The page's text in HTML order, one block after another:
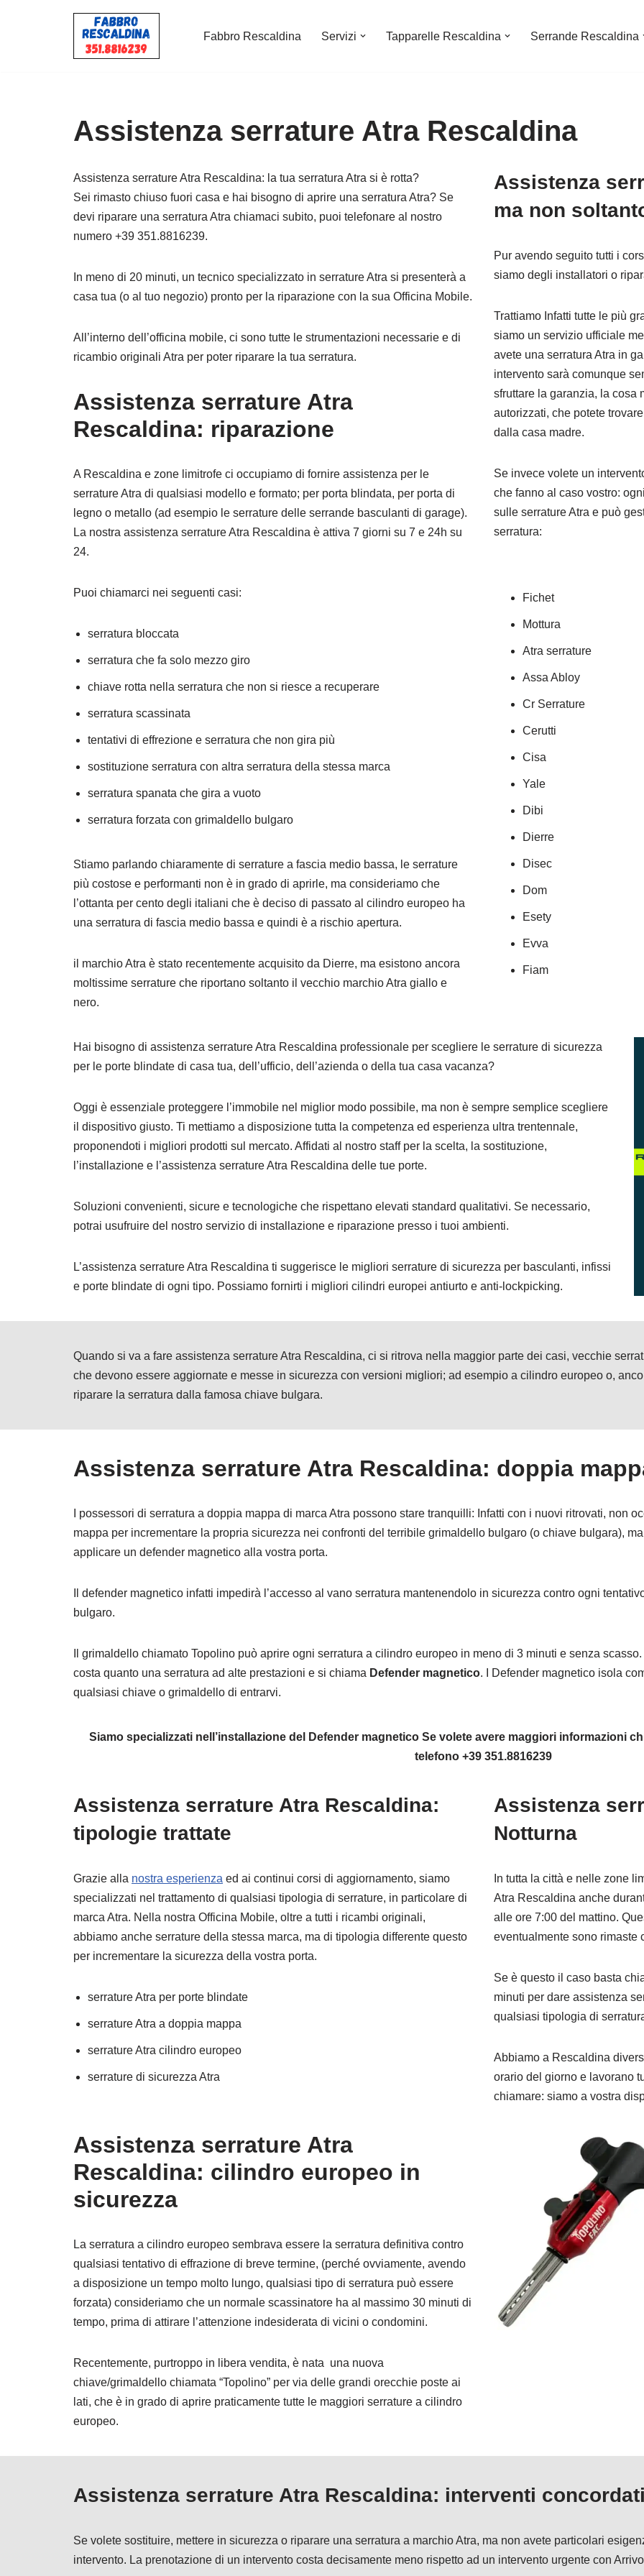
Fabbro Rescaldina Servizi Tapparelle Rescaldina Serrande Rescaldina
Assistenza serrature Atra Rescaldina
Assistenza serrature Atra Rescaldina: la tua serratura Atra si è rotta?
Sei rimasto chiuso fuori casa e hai bisogno di aprire una serratura Atra? Se
devi riparare una serratura Atra chiamaci subito, puoi telefonare al nostro
numero +39 351.8816239.
In meno di 20 minuti, un tecnico specializzato in serrature Atra si presenterà a
casa tua (o al tuo negozio) pronto per la riparazione con la sua Officina Mobile.
All’interno dell’officina mobile, ci sono tutte le strumentazioni necessarie e di
ricambio originali Atra per poter riparare la tua serratura.
Assistenza serrature Atra
Rescaldina: riparazione
A Rescaldina e zone limitrofe ci occupiamo di fornire assistenza per le
serrature Atra di qualsiasi modello e formato; per porta blindata, per porta di
legno o metallo (ad esempio le serrature delle serrande basculanti di garage).
La nostra assistenza serrature Atra Rescaldina è attiva 7 giorni su 7 e 24h su
24.
Puoi chiamarci nei seguenti casi:
serratura bloccata
serratura che fa solo mezzo giro
chiave rotta nella serratura che non si riesce a recuperare
serratura scassinata
tentativi di effrezione e serratura che non gira più
sostituzione serratura con altra serratura della stessa marca
serratura spanata che gira a vuoto
serratura forzata con grimaldello bulgaro
Stiamo parlando chiaramente di serrature a fascia medio bassa, le serrature
più costose e performanti non è in grado di aprirle, ma consideriamo che
l’ottanta per cento degli italiani che è deciso di passato al cilindro europeo ha
una serratura di fascia medio bassa e quindi è a rischio apertura.
il marchio Atra è stato recentemente acquisito da Dierre, ma esistono ancora
moltissime serrature che riportano soltanto il vecchio marchio Atra giallo e
nero.
Assistenza
ma non
Pur avendo seguito tutti i
siamo degli installatori o
Trattiamo Infatti tutte le più
siamo un servizio ufficiale
avete una serratura Atra in
intervento sarà comunque
sfruttare la garanzia, la cosa
autorizzati, che potete
dalla casa madre.
Se invece volete un
che fanno al caso vostro:
sulle serrature Atra e può
serratura:
Fichet
Mottura
Atra serrature
Assa Abloy
Cr Serrature
Cerutti
Cisa
Yale
Dibi
Dierre
Disec
Dom
Esety
Evva
Fiam
Hai bisogno di assistenza serrature Atra Rescaldina professionale per scegliere le serrature di sicurezza
per le porte blindate di casa tua, dell’ufficio, dell’azienda o della tua casa vacanza?
Oggi è essenziale proteggere l’immobile nel miglior modo possibile, ma non è sempre semplice scegliere
il dispositivo giusto. Ti mettiamo a disposizione tutta la competenza ed esperienza ultra trentennale,
proponendoti i migliori prodotti sul mercato. Affidati al nostro staff per la scelta, la sostituzione,
l’installazione e l’assistenza serrature Atra Rescaldina delle tue porte.
Soluzioni convenienti, sicure e tecnologiche che rispettano elevati standard qualitativi. Se necessario,
potrai usufruire del nostro servizio di installazione e riparazione presso i tuoi ambienti.
L’assistenza serrature Atra Rescaldina ti suggerisce le migliori serrature di sicurezza per basculanti, infissi
e porte blindate di ogni tipo. Possiamo fornirti i migliori cilindri europei antiurto e anti-lockpicking.
Quando si va a fare assistenza serrature Atra Rescaldina, ci si ritrova nella maggior parte dei casi, vecchie
che devono essere aggiornate e messe in sicurezza con versioni migliori; ad esempio a cilindro europeo o,
riparare la serratura dalla famosa chiave bulgara.
Assistenza serrature Atra Rescaldina: doppia
I possessori di serratura a doppia mappa di marca Atra possono stare tranquilli: Infatti con i nuovi ritrovati, non
mappa per incrementare la propria sicurezza nei confronti del terribile grimaldello bulgaro (o chiave bulgara),
applicare un defender magnetico alla vostra porta.
Il defender magnetico infatti impedirà l’accesso al vano serratura mantenendolo in sicurezza contro ogni
bulgaro.
Il grimaldello chiamato Topolino può aprire ogni serratura a cilindro europeo in meno di 3 minuti e senza
costa quanto una serratura ad alte prestazioni e si chiama Defender magnetico. I Defender magnetico isola
qualsiasi chiave o grimaldello di entrarvi.
Siamo specializzati nell’installazione del Defender magnetico Se volete avere maggiori informazioni
telefono +39 351.8816239
Assistenza serrature Atra Rescaldina:
tipologie trattate
Grazie alla nostra esperienza ed ai continui corsi di aggiornamento, siamo
specializzati nel trattamento di qualsiasi tipologia di serrature, in particolare di
marca Atra. Nella nostra Officina Mobile, oltre a tutti i ricambi originali,
abbiamo anche serrature della stessa marca, ma di tipologia differente questo
per incrementare la sicurezza della vostra porta.
serrature Atra per porte blindate
serrature Atra a doppia mappa
serrature Atra cilindro europeo
serrature di sicurezza Atra
Assistenza
Notturna
In tutta la città e nelle zone
Atra Rescaldina anche
alle ore 7:00 del mattino.
eventualmente sono rimaste
Se è questo il caso basta
minuti per dare assistenza
qualsiasi tipologia di
Abbiamo a Rescaldina
orario del giorno e lavorano
chiamare: siamo a vostra
Assistenza serrature Atra
Rescaldina: cilindro europeo in
sicurezza
La serratura a cilindro europeo sembrava essere la serratura definitiva contro
qualsiasi tentativo di effrazione di breve termine, (perché ovviamente, avendo
a disposizione un tempo molto lungo, qualsiasi tipo di serratura può essere
forzata) consideriamo che un normale scassinatore ha al massimo 30 minuti di
tempo, prima di attirare l’attenzione indesiderata di vicini o condomini.
Recentemente, purtroppo in libera vendita, è nata una nuova
chiave/grimaldello chiamata “Topolino” per via delle grandi orecchie poste ai
lati, che è in grado di aprire praticamente tutte le maggiori serrature a cilindro
europeo.
Assistenza serrature Atra Rescaldina: interventi
Se volete sostituire, mettere in sicurezza o riparare una serratura a marchio Atra, ma non avete particolari
intervento. La prenotazione di un intervento costa decisamente meno rispetto ad un intervento urgente con